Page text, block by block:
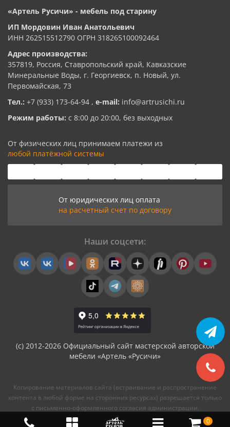
0
«Артель Русичи» - мебель под старину
ИП Мордовин Иван Анатольевич
ИНН 262515512790 ОГРН 318265100092464
Адрес производства:
357819, Россия, Ставропольский край, Кавказские
Минеральные Воды, г. Георгиевск, п. Новый, ул.
Первомайская, 73
Тел.: +7 (933) 173-64-94 , e-mail: info@artrusichi.ru
Режим работы: с 8:00 до 20:00, без выходных
От физических лиц принимаем платежи из
любой платёжной системы
От юридических лиц оплата
на расчетный счет по договору
(с) 2012-2026 Официальный сайт мастерской авторской
мебели «Артель «Русичи»
Наши соцсети:
Копирование материалов сайта (встраивание и распространение
контента в любой форме на сторонних ресурсах) разрешается только
с письменно-оформленного согласия администрации.